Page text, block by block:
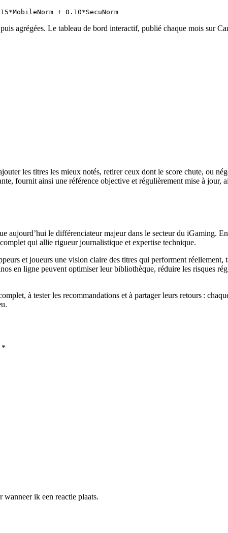
agrégées. Le tableau de bord interactif, publié chaque mois sur
les titres les mieux notés, retirer ceux dont le score chute, ou
fournit ainsi une référence objective et régulièrement mise à
aujourd’hui le différenciateur majeur dans le secteur du iGaming.
qui allie rigueur journalistique et expertise technique.
et joueurs une vision claire des titres qui performent réellement,
en ligne peuvent optimiser leur bibliothèque, réduire les risques
à tester les recommandations et à partager leurs retours :
*
ik een reactie plaats.